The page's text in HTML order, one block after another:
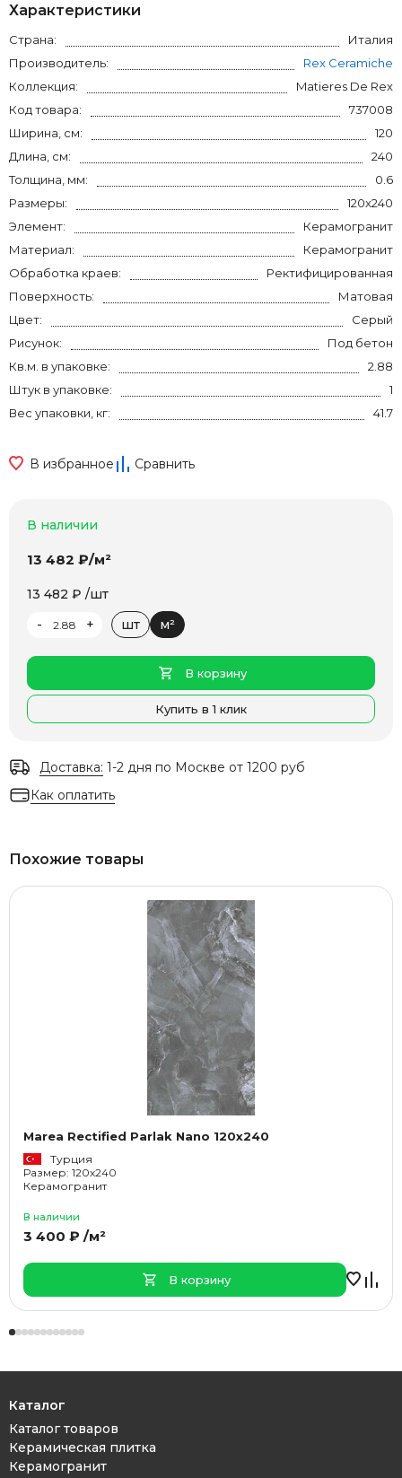
Характеристики
Страна:
Италия
Производитель:
Rex Ceramiche
Коллекция:
Matieres De Rex
Код товара:
737008
Ширина, см:
120
Длина, см:
240
Толщина, мм:
0.6
Размеры:
120x240
Элемент:
Керамогранит
Материал:
Керамогранит
Обработка краев:
Ректифицированная
Поверхность:
Матовая
Цвет:
Серый
Рисунок:
Под бетон
Кв.м. в упаковке:
2.88
Штук в упаковке:
1
Вес упаковки, кг:
41.7
В избранное Сравнить
В наличии
13 482 ₽/м²
13 482 ₽ /шт
-
+ шт м²
В корзину
Купить в 1 клик
Доставка: 1-2 дня по Москве от 1200 руб
Как оплатить
Похожие товары
Marea Rectified Parlak Nano 120x240
Турция
Размер: 120x240
Керамогранит
В наличии
3 400 ₽ /м²
В корзину
Каталог
Каталог товаров
Керамическая плитка
Керамогранит